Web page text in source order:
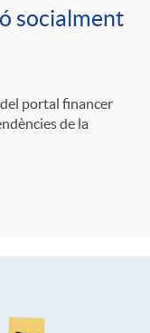
socialment
portal financer
de la